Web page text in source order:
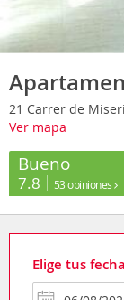
21 Carrer de
Ver mapa
Bueno
7.8 53 opiniones
Elige tus